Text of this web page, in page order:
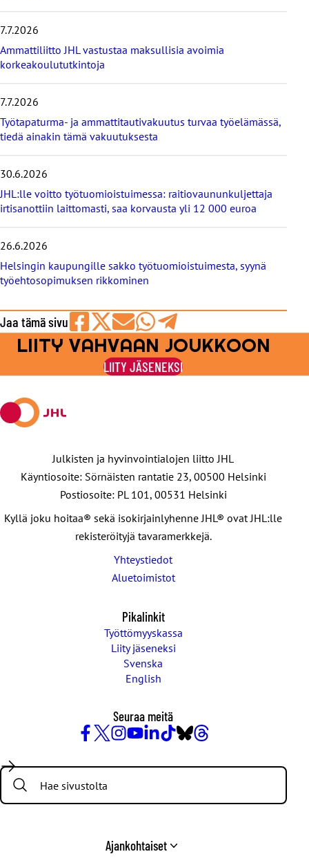
ä
t
u
u
t
i
e
t
7.7.2026
Ammattiliitto JHL vastustaa maksullisia avoimia
korkeakoulututkintoja
7.7.2026
Työtapaturma- ja ammattitautivakuutus turvaa työelämässä,
tiedä ainakin tämä vakuutuksesta
30.6.2026
JHL:lle voitto työtuomioistuimessa: raitiovaununkuljettaja
irtisanottiin laittomasti, saa korvausta yli 12 000 euroa
26.6.2026
Helsingin kaupungille sakko työtuomioistuimesta, syynä
työehtosopimuksen rikkominen
Jaa tämä sivu
Jaa
Facebookissa
Jaa
viestipalvelu
X:ssä
Jaa
sähköpostilla
Jaa
WhatsAppilla
Jaa
Telegramilla
LIITY VAHVAAN JOUKKOON
LIITY JÄSENEKSI
Julkisten ja hyvinvointialojen liitto JHL
Käyntiosoite: Sörnäisten rantatie 23, 00500 Helsinki
Postiosoite: PL 101, 00531 Helsinki
Kyllä joku hoitaa® sekä isokirjainlyhenne JHL® ovat JHL:lle
rekisteröityjä tavaramerkkejä.
Yhteystiedot
Aluetoimistot
Pikalinkit
Työttömyyskassa
Liity jäseneksi
Svenska
English
Seuraa meitä
/
Twitter
Search:
Ajankohtaiset